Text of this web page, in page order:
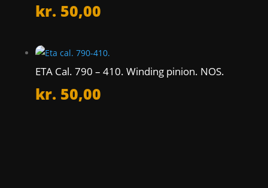
kr. 50,00
ETA Cal. 790 – 410. Winding pinion. NOS.
kr. 50,00